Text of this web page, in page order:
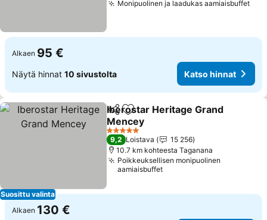
Monipuolinen ja laadukas aamiaisbuffet
Alkaen 95 €
Näytä hinnat 10 sivustolta Katso hinnat
Suosittu valinta
Jaa Lisää suosikkeihin
Iberostar Heritage Grand
Mencey
Katso hinnat
5 Tähtiluokitus
9,2 Loistava
15 256
10.7 km kohteesta Taganana
Poikkeuksellisen monipuolinen
aamiaisbuffet
Alkaen 130 €